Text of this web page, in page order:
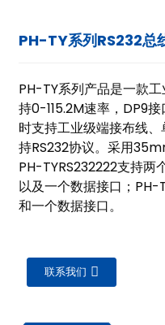
PH-TY系列RS232总
PH-TY系列产品是一款
持0-115.2M速率，DP9
时支持工业级端接布线
持RS232协议。采用
PH-TYRS232222支持两
以及一个数据接口；PH-
和一个数据接口。
联系我们